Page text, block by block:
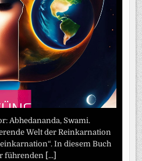
Abhedananda, Swami.
Welt der Reinkarnation
In diesem Buch
führenden [...]